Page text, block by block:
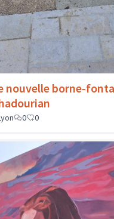
nouvelle borne-
0 0